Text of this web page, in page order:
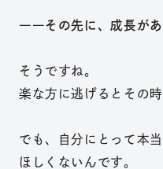
――その先に、成長があ
そうですね。
楽な方に逃げるとその
でも、自分にとって本
ほしくないんです。